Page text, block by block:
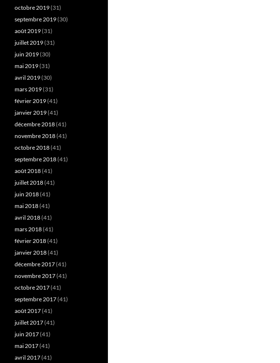
octobre 2019(31)
septembre 2019(30)
août 2019(31)
juillet 2019(31)
juin 2019(30)
mai 2019(31)
avril 2019(30)
mars 2019(31)
février 2019(41)
janvier 2019(41)
décembre 2018(41)
novembre 2018(41)
octobre 2018(41)
septembre 2018(41)
août 2018(41)
juillet 2018(41)
juin 2018(41)
mai 2018(41)
avril 2018(41)
mars 2018(41)
février 2018(41)
janvier 2018(41)
décembre 2017(41)
novembre 2017(41)
octobre 2017(41)
septembre 2017(41)
août 2017(41)
juillet 2017(41)
juin 2017(41)
mai 2017(41)
avril 2017(41)